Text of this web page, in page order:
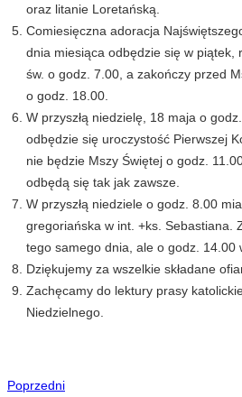
oraz litanie Loretańską.
Comiesięczna adoracja
dnia miesiąca odbędzie się w piątek,
św. o godz. 7.00, a zakończy przed
o godz. 18.00.
W przyszłą niedzielę, 18 maja o
odbędzie się uroczystość Pierwszej
nie będzie Mszy Świętej o godz.
odbędą się tak jak zawsze.
W przyszłą niedziele o godz. 8.00
gregoriańska w int. +ks. Sebastiana.
tego samego dnia, ale o godz. 14.00
Dziękujemy za wszelkie składane
Zachęcamy do lektury prasy
Niedzielnego.
Poprzedni